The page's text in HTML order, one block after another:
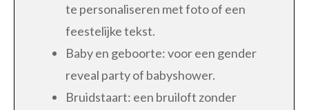
te personaliseren met foto of een
feestelijke tekst.
Baby en geboorte: voor een gender
reveal party of babyshower.
Bruidstaart: een bruiloft zonder